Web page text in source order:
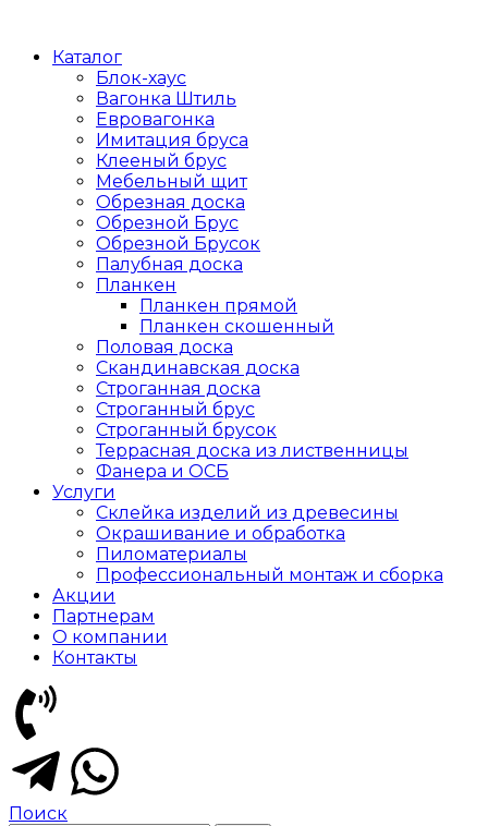
Каталог
Блок-хаус
Вагонка Штиль
Евровагонка
Имитация бруса
Клееный брус
Мебельный щит
Обрезная доска
Обрезной Брус
Обрезной Брусок
Палубная доска
Планкен
Планкен прямой
Планкен скошенный
Половая доска
Скандинавская доска
Строганная доска
Строганный брус
Строганный брусок
Террасная доска из лиственницы
Фанера и ОСБ
Услуги
Склейка изделий из древесины
Окрашивание и обработка
Пиломатериалы
Профессиональный монтаж и сборка
Акции
Партнерам
О компании
Контакты
Поиск